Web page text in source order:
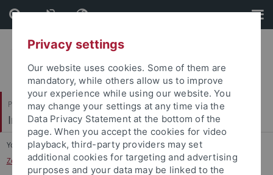
Skip
to
content
Skip
to
footer
Philosophische Fakultät
Institut für Medienwissenschaft
You are here: Startseite
...
Zentrum für interdisziplinäre Medienforschung
Privacy settings
Our website uses cookies. Some of them are
mandatory, while others allow us to improve
your experience while using our website. You
may change your settings at any time via the
Data Privacy Statement at the bottom of the
page. When you accept the cookies for video
playback, third-party providers may set
additional cookies for targeting and advertising
purposes and your data may be linked to the